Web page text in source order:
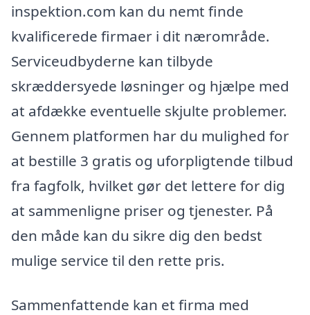
inspektion.com kan du nemt finde
kvalificerede firmaer i dit nærområde.
Serviceudbyderne kan tilbyde
skræddersyede løsninger og hjælpe med
at afdække eventuelle skjulte problemer.
Gennem platformen har du mulighed for
at bestille 3 gratis og uforpligtende tilbud
fra fagfolk, hvilket gør det lettere for dig
at sammenligne priser og tjenester. På
den måde kan du sikre dig den bedst
mulige service til den rette pris.
Sammenfattende kan et firma med